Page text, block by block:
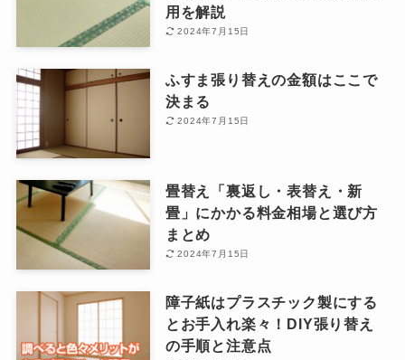
用を解説
2024年7月15日
ふすま張り替えの金額はここで
決まる
2024年7月15日
畳替え「裏返し・表替え・新
畳」にかかる料金相場と選び方
まとめ
2024年7月15日
障子紙はプラスチック製にする
とお手入れ楽々！DIY張り替え
の手順と注意点